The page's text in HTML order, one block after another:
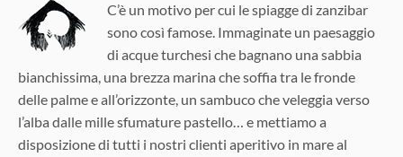
C’è un motivo per cui le spiagge di zanzibar
sono così famose. Immaginate un paesaggio
di acque turchesi che bagnano una sabbia
bianchissima, una brezza marina che soffia tra le fronde
delle palme e all’orizzonte, un sambuco che veleggia verso
l’alba dalle mille sfumature pastello… e mettiamo a
disposizione di tutti i nostri clienti aperitivo in mare al